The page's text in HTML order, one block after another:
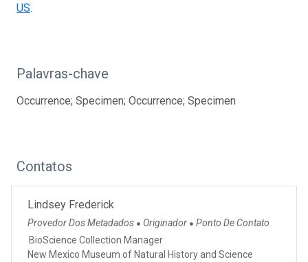
US.
Palavras-chave
Occurrence; Specimen; Occurrence; Specimen
Contatos
Lindsey Frederick
Provedor Dos Metadados ● Originador ● Ponto De Contato
BioScience Collection Manager
New Mexico Museum of Natural History and Science